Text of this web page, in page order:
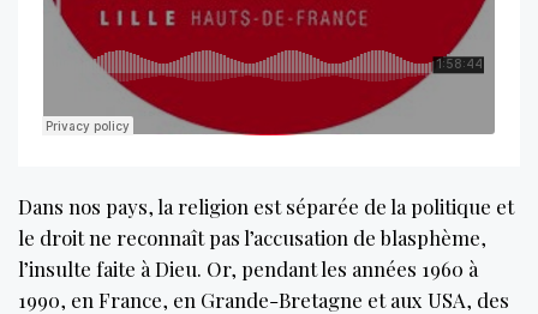
Dans nos pays, la religion est séparée de la politique et
le droit ne reconnaît pas l’accusation de blasphème,
l’insulte faite à Dieu. Or, pendant les années 1960 à
1990, en France, en Grande-Bretagne et aux USA, des